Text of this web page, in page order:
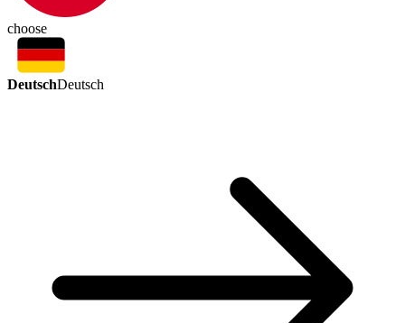
choose
DeutschDeutsch